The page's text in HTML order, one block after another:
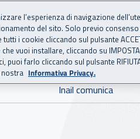
per
Inail comunica
l’esperienza di navigazione
del sito. Solo previo consenso
i cookie cliccando sul pulsante
vuoi installare, cliccando su
farlo cliccando sul pulsante RIFIUTA
nostra Informativa Privacy.